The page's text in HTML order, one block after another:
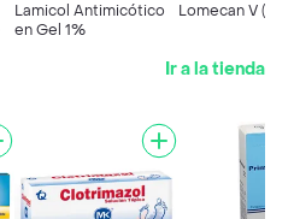
Lamicol Antimicótico
en Gel 1%
Lomecan V (2
Ir a la tienda